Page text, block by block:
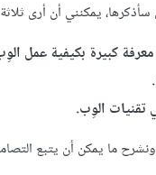
سأذكرها، يمكنني أن أرى
كبيرة بكيفية عمل
تقنيات الوِب.
ما يمكن أن يتبع